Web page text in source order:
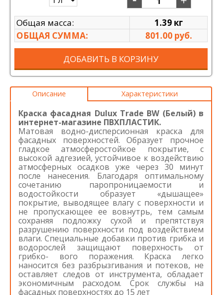
Общая масса:
1.39 кг
ОБЩАЯ СУММА:
801.00 руб.
ДОБАВИТЬ В КОРЗИНУ
Описание Характеристики
Краска фасадная Dulux Trade BW (Белый) в
интернет-магазине ПВХПЛАСТИК.
Матовая водно-дисперсионная краска для
фасадных поверхностей. Образует прочное
гладкое атмосферостойкое покрытие, с
высокой адгезией, устойчивое к воздействию
атмосферных осадков уже через 30 минут
после нанесения. Благодаря оптимальному
сочетанию паропроницаемости и
водостойкости образует «дышащее»
покрытие, выводящее влагу с поверхности и
не пропускающее ее вовнутрь, тем самым
сохраняя подложку сухой и препятствуя
разрушению поверхности под воздействием
влаги. Специальные добавки против грибка и
водорослей защищают поверхность от
грибко- вого поражения. Краска легко
наносится без разбрызгивания и потеков, не
оставляет следов от инструмента, обладает
экономичным расходом. Срок службы на
фасадных поверхностях до 15 лет